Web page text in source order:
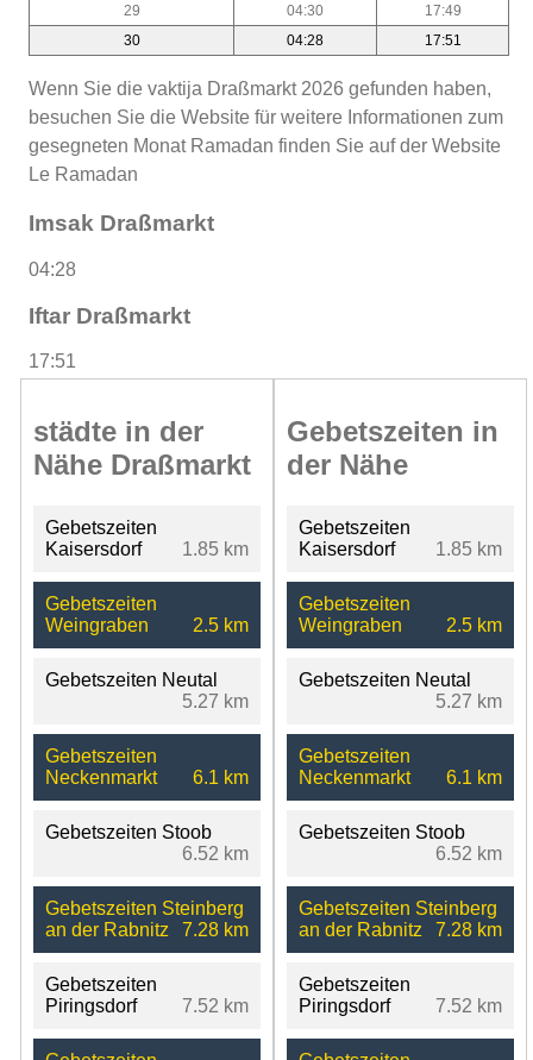
29
04:30
17:49
30
04:28 17:51
Wenn Sie die vaktija Draßmarkt 2026 gefunden haben,
besuchen Sie die Website für weitere Informationen zum
gesegneten Monat Ramadan finden Sie auf der Website
Le Ramadan
Imsak Draßmarkt
04:28
Iftar Draßmarkt
17:51
städte in der
Nähe Draßmarkt
Gebetszeiten
Kaisersdorf
1.85 km
Gebetszeiten
Weingraben
2.5 km
Gebetszeiten Neutal
5.27 km
Gebetszeiten
Neckenmarkt
6.1 km
Gebetszeiten Stoob
6.52 km
Gebetszeiten Steinberg
an der Rabnitz
7.28 km
Gebetszeiten
Piringsdorf
7.52 km
Gebetszeiten in
der Nähe
Gebetszeiten
Kaisersdorf
1.85 km
Gebetszeiten
Weingraben
2.5 km
Gebetszeiten Neutal
5.27 km
Gebetszeiten
Neckenmarkt
6.1 km
Gebetszeiten Stoob
6.52 km
Gebetszeiten Steinberg
an der Rabnitz
7.28 km
Gebetszeiten
Piringsdorf
7.52 km